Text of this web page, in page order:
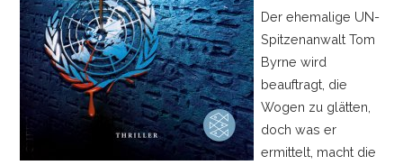
Der ehemalige UN-
Spitzenanwalt Tom
Byrne wird
beauftragt, die
Wogen zu glätten,
doch was er
ermittelt, macht die